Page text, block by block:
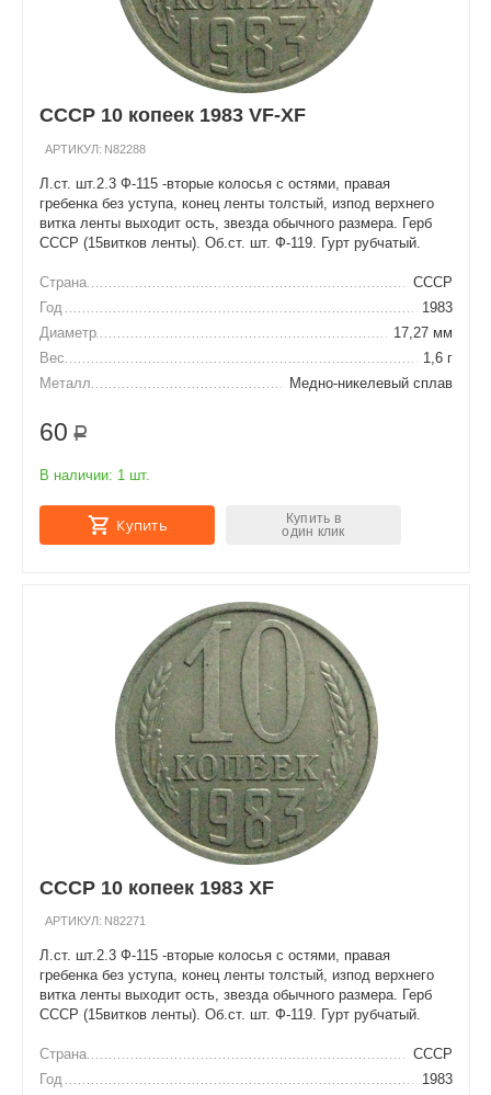
СССР 10 копеек 1983 VF-XF
АРТИКУЛ: N82288
Л.ст. шт.2.3 Ф-115 -вторые колосья с остями, правая
гребенка без уступа, конец ленты толстый, изпод верхнего
витка ленты выходит ость, звезда обычного размера. Герб
СССР (15витков ленты). Об.ст. шт. Ф-119. Гурт рубчатый.
Страна
СССР
Год
1983
Диаметр
17,27 мм
Вес
1,6 г
Металл
Медно-никелевый сплав
60 Р
В наличии: 1 шт.
Купить
Купить в
один клик
СССР 10 копеек 1983 XF
АРТИКУЛ: N82271
Л.ст. шт.2.3 Ф-115 -вторые колосья с остями, правая
гребенка без уступа, конец ленты толстый, изпод верхнего
витка ленты выходит ость, звезда обычного размера. Герб
СССР (15витков ленты). Об.ст. шт. Ф-119. Гурт рубчатый.
Страна
СССР
Год
1983